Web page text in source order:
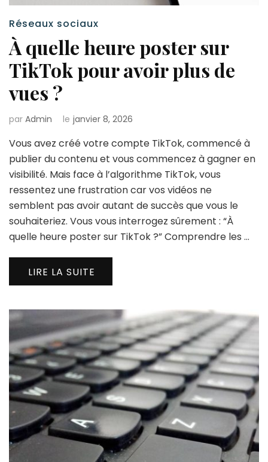
Réseaux sociaux
À quelle heure poster sur
TikTok pour avoir plus de
vues ?
par Admin le janvier 8, 2026
Vous avez créé votre compte TikTok, commencé à
publier du contenu et vous commencez à gagner en
visibilité. Mais face à l’algorithme TikTok, vous
ressentez une frustration car vos vidéos ne
semblent pas avoir autant de succès que vous le
souhaiteriez. Vous vous interrogez sûrement : “À
quelle heure poster sur TikTok ?” Comprendre les …
LIRE LA SUITE